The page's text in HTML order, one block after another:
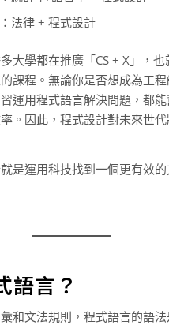
法律 + 程式設計
大學都在推廣「CS + X」，
課程。無論你是否想成為工
運用程式語言解決問題，都
。因此，程式設計對未來世
是運用科技找到一個更有效
語言？
和文法規則，程式語言的語